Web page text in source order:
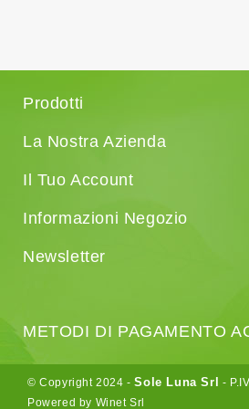
Prodotti
La Nostra Azienda
Il Tuo Account
Informazioni Negozio
Newsletter
METODI DI PAGAMENTO
© Copyright 2024 -Sole Luna Srl
-
Powered by Winet Srl